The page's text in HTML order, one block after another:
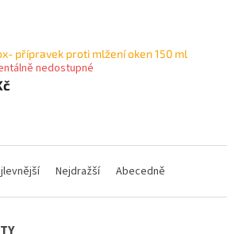
přípravek proti mlžení oken 150 ml
nedostupné
Nejdražší Abecedně